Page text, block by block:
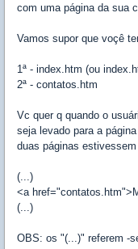
com uma página da sua
Vamos supor que voçê
1ª - index.htm (ou
2ª - contatos.htm
Vc quer q quando o
seja levado para a
duas páginas
(...)
<a
(...)
OBS: os "(...)" referem -